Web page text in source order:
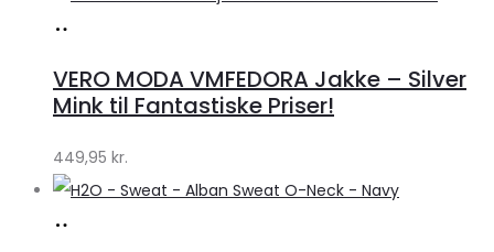
Klædeskabet.dk
VERO MODA VMFEDORA Jakke – Silver
Mink til Fantastiske Priser!
449,95 kr.